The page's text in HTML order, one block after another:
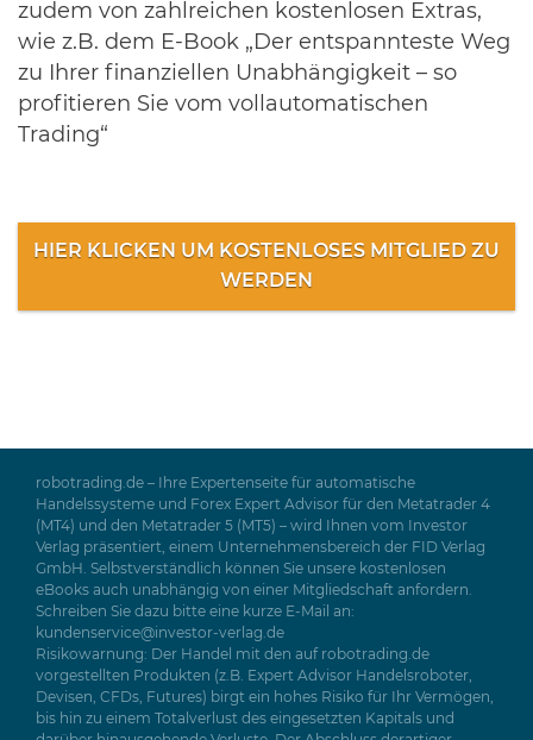
zudem von zahlreichen kostenlosen Extras,
wie z.B. dem E-Book „Der entspannteste Weg
zu Ihrer finanziellen Unabhängigkeit – so
profitieren Sie vom vollautomatischen
Trading“
HIER KLICKEN UM KOSTENLOSES MITGLIED ZU
WERDEN
robotrading.de – Ihre Expertenseite für automatische
Handelssysteme und Forex Expert Advisor für den Metatrader 4
(MT4) und den Metatrader 5 (MT5) – wird Ihnen vom Investor
Verlag präsentiert, einem Unternehmensbereich der FID Verlag
GmbH. Selbstverständlich können Sie unsere kostenlosen
eBooks auch unabhängig von einer Mitgliedschaft anfordern.
Schreiben Sie dazu bitte eine kurze E-Mail an:
kundenservice@investor-verlag.de
Risikowarnung: Der Handel mit den auf robotrading.de
vorgestellten Produkten (z.B. Expert Advisor Handelsroboter,
Devisen, CFDs, Futures) birgt ein hohes Risiko für Ihr Vermögen,
bis hin zu einem Totalverlust des eingesetzten Kapitals und